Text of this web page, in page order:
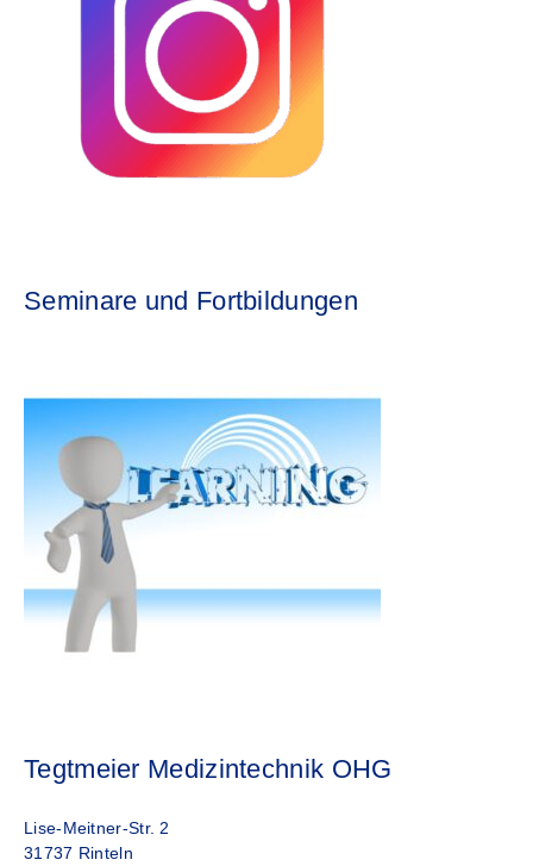
Seminare und Fortbildungen
Tegtmeier Medizintechnik OHG
Lise-Meitner-Str. 2
31737 Rinteln